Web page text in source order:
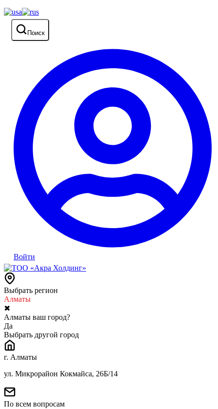
Поиск
Войти
Выбрать регион
Алматы
✖
Алматы ваш город?
Да
Выбрать другой город
г. Алматы
ул. Микрорайон Кокмайса, 26Б/14
По всем вопросам